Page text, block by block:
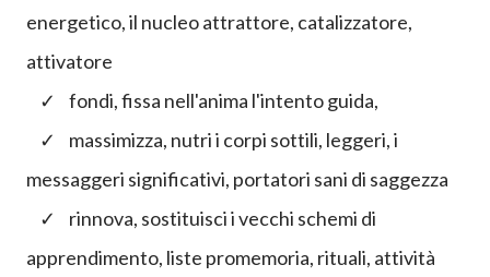
energetico, il nucleo attrattore, catalizzatore,
attivatore
✓ fondi, fissa nell'anima l'intento guida,
✓ massimizza, nutri i corpi sottili, leggeri, i
messaggeri significativi, portatori sani di saggezza
✓ rinnova, sostituisci i vecchi schemi di
apprendimento, liste promemoria, rituali, attività